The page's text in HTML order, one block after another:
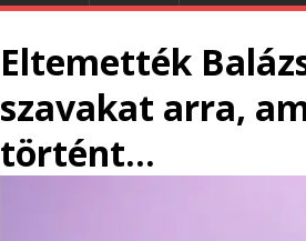
Eltemették
szavakat arra,
történt…